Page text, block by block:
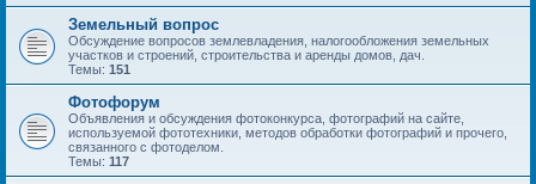
Земельный вопрос
Обсуждение вопросов землевладения, налогообложения земельных
участков и строений, строительства и аренды домов, дач.
Темы: 151
Фотофорум
Объявления и обсуждения фотоконкурса, фотографий на сайте,
используемой фототехники, методов обработки фотографий и прочего,
связанного с фотоделом.
Темы: 117